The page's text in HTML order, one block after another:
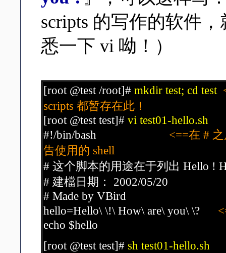
scripts 的写作的软件
悉一下 vi 呦！）
[root @test /root]# mkdir test; cd test
scripts 都暂存在此！
[root @test test]# vi test01-hello.sh
#!/bin/bash
<==在 #
告使用的 shell
# 这个脚本的用途在于列出 Hello !
# 建檔日期： 2002/05/20
# Made by VBird
hello=Hello\ \!\ How\ are\ you\ \?
echo $hello
[root @test test]# sh test01-hello.sh